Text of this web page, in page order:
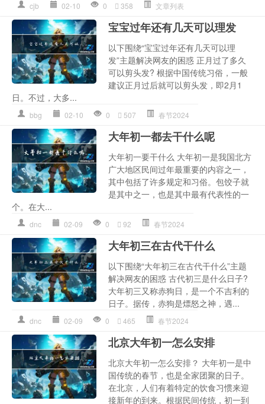
cjb 02-10 0 358 文章列表
宝宝过年还有几天可以理发
以下围绕“宝宝过年还有几天可以理
发”主题解决网友的困惑 正月过了多久
可以剪头发? 根据中国传统习俗，一般
建议正月过后就可以剪头发，即2月1
日。不过，大多...
bbg 02-10 0 507 春节2024
大年初一都去干什么呢
大年初一要干什么 大年初一是我国北方
广大地区民间过年最重要的内容之一，
其中包括了许多规定和习俗。包饺子就
是其中之一，也是其中最有代表性的一
个。在大...
dnc 02-09 0 92 春节2024
大年初三在古代干什么
以下围绕“大年初三在古代干什么”主题
解决网友的困惑 古代初三是什么日子?
大年初三又称赤狗日，是一个不吉利的
日子。据传，赤狗是熛怒之神，遇...
dnc 02-09 0 465 春节2024
北京大年初一怎么安排
北京大年初一怎么安排？ 大年初一是中
国传统的春节，也是全家团聚的日子。
在北京，人们有着特定的饮食习惯来迎
接新年的到来。根据民间传统，初一到